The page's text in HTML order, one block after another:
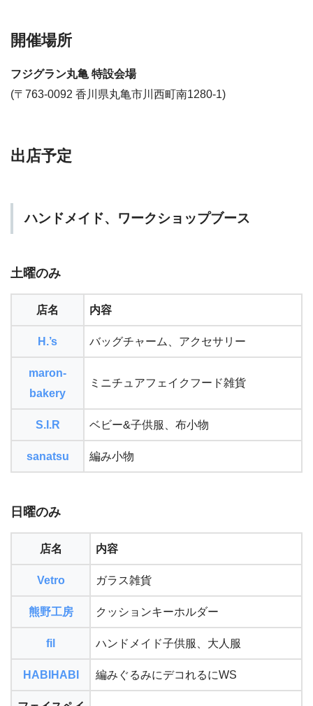
開催場所
フジグラン丸亀 特設会場
(〒763-0092 香川県丸亀市川西町南1280-1)
出店予定
ハンドメイド、ワークショップブース
土曜のみ
店名 内容
H.’s バッグチャーム、アクセサリー
maron-
bakery
ミニチュアフェイクフード雑貨
S.I.R ベビー&子供服、布小物
sanatsu 編み小物
日曜のみ
店名 内容
Vetro ガラス雑貨
熊野工房 クッションキーホルダー
fil ハンドメイド子供服、大人服
HABIHABI 編みぐるみにデコれるにWS